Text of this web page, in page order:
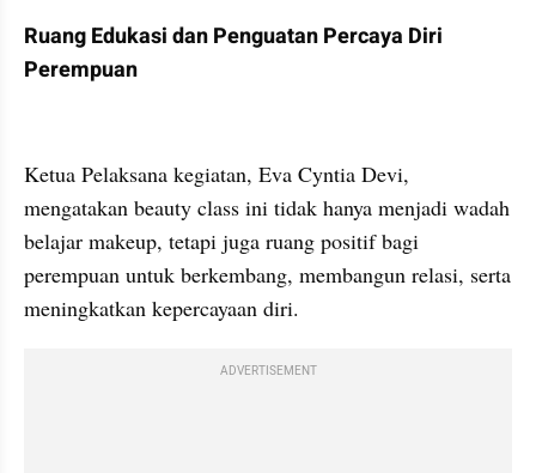
Ruang Edukasi dan Penguatan Percaya Diri
Perempuan
Ketua Pelaksana kegiatan, Eva Cyntia Devi,
mengatakan beauty class ini tidak hanya menjadi wadah
belajar makeup, tetapi juga ruang positif bagi
perempuan untuk berkembang, membangun relasi, serta
meningkatkan kepercayaan diri.
ADVERTISEMENT